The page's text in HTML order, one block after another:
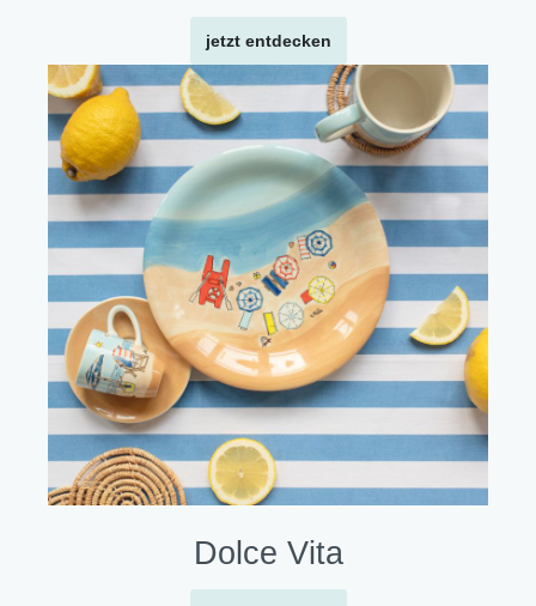
jetzt entdecken
Dolce Vita